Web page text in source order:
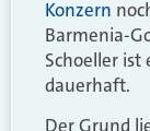
Konzern
Barmenia-
Schoeller
dauerhaft.
Der Grund